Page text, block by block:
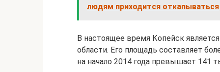
людям приходится откапываться
В настоящее время Копейск
области. Его площадь составляет
на начало 2014 года превышает 141